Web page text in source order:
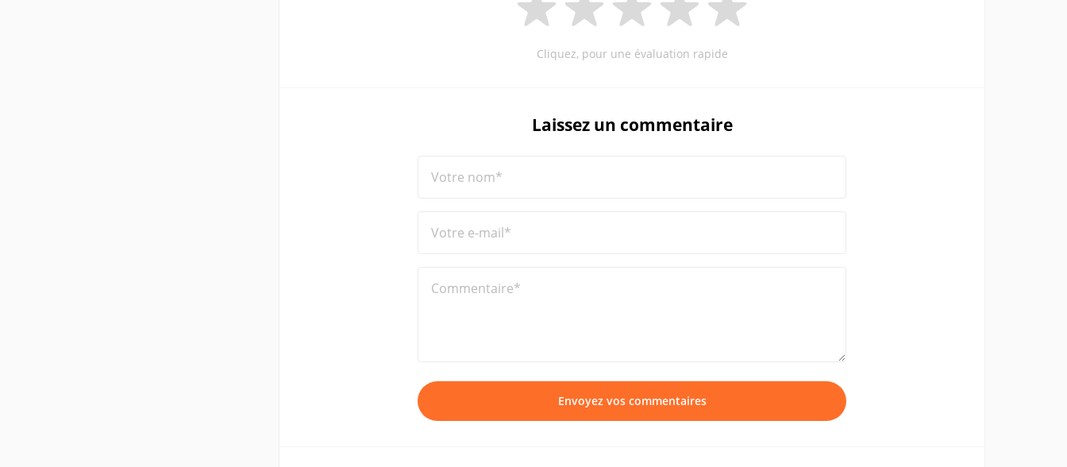
Cliquez, pour une évaluation rapide
Laissez un commentaire
Votre nom*
Votre e-mail*
Commentaire*
Envoyez vos commentaires